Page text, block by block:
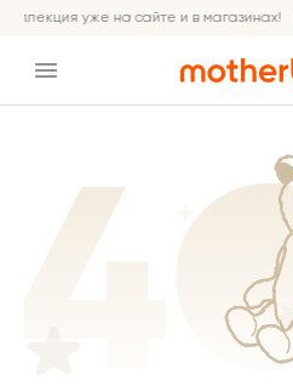
уже на сайте и в магазинах!